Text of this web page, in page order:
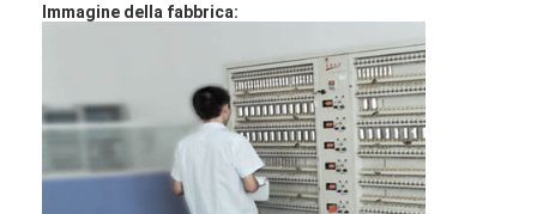
batteria ricaricabile torcia
batteria di illuminazione di emergenza
Batteria di Li Mno2
Batteria di Li Socl2
Immagine della fabbrica: